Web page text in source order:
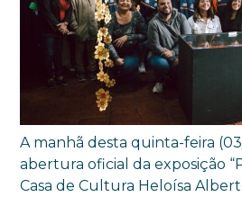
A manhã desta quinta-feira
abertura oficial da exposição
Casa de Cultura Heloísa